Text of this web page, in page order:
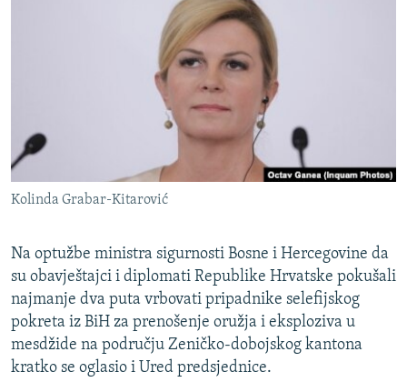
SPECIJALI RSE
VIŠE OD NASLOVA
POPLAVE I KLIZIŠTA U BIH 2024.
TV LIBERTY
POST SCRIPTUM
MOJA EVROPA
TRI DECENIJE OD RATA U BIH
PRATITE NAS
Sve RFE/RL stranice
Kolinda Grabar-Kitarović
Na optužbe ministra sigurnosti Bosne i Hercegovine da
su obavještajci i diplomati Republike Hrvatske pokušali
najmanje dva puta vrbovati pripadnike selefijskog
pokreta iz BiH za prenošenje oružja i eksploziva u
mesdžide na području Zeničko-dobojskog kantona
kratko se oglasio i Ured predsjednice.